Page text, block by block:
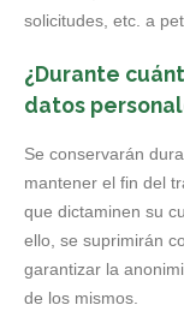
solicitudes, etc. a
¿Durante
datos
Se conservarán
mantener el fin del
que dictaminen su
ello, se suprimirán
garantizar la
de los mismos.